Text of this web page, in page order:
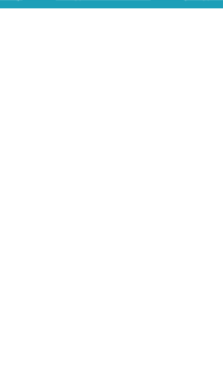
《VOGUE》 陳智菡遭